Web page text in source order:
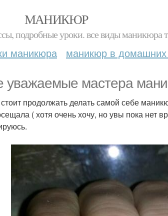
МАНИКЮР
подробные уроки. все виды маникюра
маникюра маникюр в домашних
уважаемые мастера
продолжать делать самой себе
( хотя очень хочу, но увы пока нет